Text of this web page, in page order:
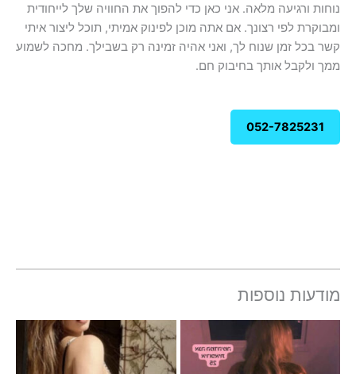
נוחות ורגיעה מלאה. אני כאן כדי להפוך את החוויה שלך לייחודית
ומבוקרת לפי רצונך. אם אתה מוכן לפינוק אמיתי, תוכל ליצור איתי
קשר בכל זמן שנוח לך, ואני אהיה זמינה רק בשבילך. מחכה לשמוע
ממך ולקבל אותך בחיבוק חם.
052-7825231
מודעות נוספות